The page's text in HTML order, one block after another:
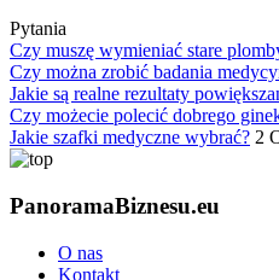
Pytania
Czy muszę wymieniać stare
Czy można zrobić badania
Jakie są realne rezultaty
Czy możecie polecić dobrego
Jakie szafki medyczne wybrać? 2
PanoramaBiznesu.eu
O nas
Kontakt